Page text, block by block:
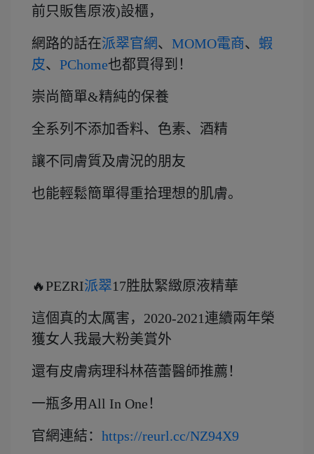
前只販售原液)設櫃，
網路的話在派翠官網、 MOMO電商、 蝦
皮、 PChome也都買得到！
崇尚簡單&精純的保養
全系列不添加香料、色素、酒精
讓不同膚質及膚況的朋友
也能輕鬆簡單得重拾理想的肌膚。
🔥PEZRI派翠17胜肽緊緻原液精華
這個真的太厲害，2020-2021連續兩年榮
獲女人我最大粉美賞外
還有皮膚病理科林蓓蕾醫師推薦！
一瓶多用All In One！
官網連結： https://reurl.cc/NZ94X9